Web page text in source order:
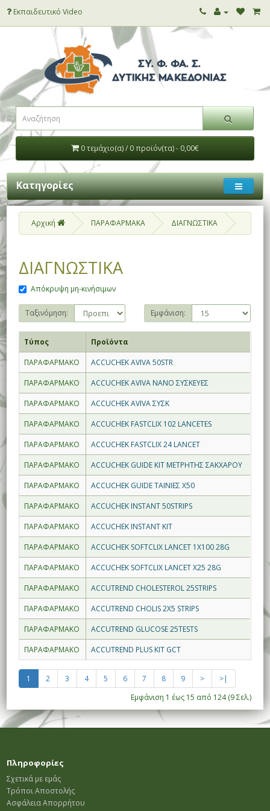
Εκπαιδευτικό Video
0 τεμάχιο(α) / 0 προϊόν(τα) - 0,00€
Κατηγορίες
Αρχική ΠΑΡΑΦΑΡΜΑΚΑ ΔΙΑΓΝΩΣΤΙΚΑ
ΔΙΑΓΝΩΣΤΙΚΑ
Απόκρυψη μη-κινήσιμων
Ταξινόμηση: Εμφάνιση:
Τύπος
Προϊόντα
ΠΑΡΑΦΑΡΜΑΚΟ
ACCUCHEK AVIVA 50STR
ΠΑΡΑΦΑΡΜΑΚΟ
ACCUCHEK AVIVA NANO ΣΥΣΚΕΥΕΣ
ΠΑΡΑΦΑΡΜΑΚΟ
ACCUCHEK AVIVA ΣΥΣΚ
ΠΑΡΑΦΑΡΜΑΚΟ
ACCUCHEK FASTCLIX 102 LANCETES
ΠΑΡΑΦΑΡΜΑΚΟ
ACCUCHEK FASTCLIX 24 LANCET
ΠΑΡΑΦΑΡΜΑΚΟ
ACCUCHEK GUIDE KIT ΜΕΤΡΗΤΗΣ ΣΑΚΧΑΡΟΥ
ΠΑΡΑΦΑΡΜΑΚΟ
ACCUCHEK GUIDE ΤΑΙΝΙΕΣ X50
ΠΑΡΑΦΑΡΜΑΚΟ
ACCUCHEK INSTANT 50STRIPS
ΠΑΡΑΦΑΡΜΑΚΟ
ACCUCHEK INSTANT KIT
ΠΑΡΑΦΑΡΜΑΚΟ
ACCUCHEK SOFTCLIX LANCET 1X100 28G
ΠΑΡΑΦΑΡΜΑΚΟ
ACCUCHEK SOFTCLIX LANCET X25 28G
ΠΑΡΑΦΑΡΜΑΚΟ
ACCUTREND CHOLESTEROL 25STRIPS
ΠΑΡΑΦΑΡΜΑΚΟ
ACCUTREND CHOLIS 2X5 STRIPS
ΠΑΡΑΦΑΡΜΑΚΟ
ACCUTREND GLUCOSE 25TESTS
ΠΑΡΑΦΑΡΜΑΚΟ
ACCUTREND PLUS KIT GCT
1 2 3 4 5 6 7 8 9 >
>|
Εμφάνιση 1 έως 15 από 124 (9 Σελ.)
Πληροφορίες
Σχετικά με εμάς
Τρόποι Αποστολής
Ασφάλεια Απορρήτου